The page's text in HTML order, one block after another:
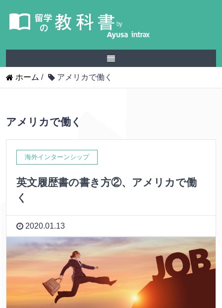
ホーム / アメリカで働く
アメリカで働く
海外インターンシップ
英文履歴書の書き方②、アメリカで働
く
2020.01.13